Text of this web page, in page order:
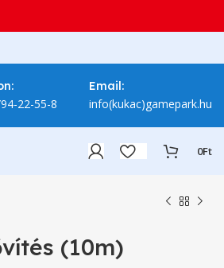
22-55-8
Email:
info(kukac)gamepark.hu
0Ft
(10m)